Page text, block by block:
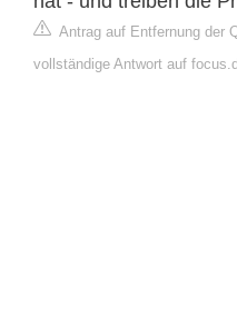
Antrag auf Entfernung der
vollständige Antwort auf